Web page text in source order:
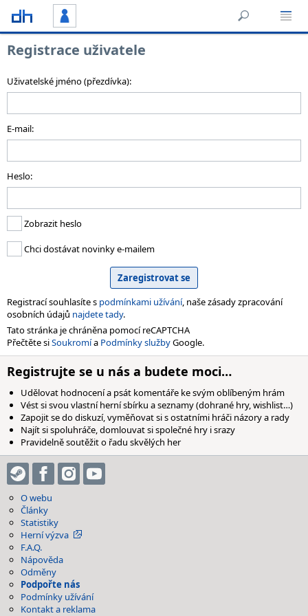
Registrace uživatele
Uživatelské jméno (přezdívka):
E-mail:
Heslo:
Zobrazit heslo
Chci dostávat novinky e-mailem
Registrací souhlasíte s podmínkami užívání, naše zásady zpracování
osobních údajů najdete tady.
Tato stránka je chráněna pomocí reCAPTCHA
Přečtěte siSoukromía Podmínky službyGoogle.
Registrujte se u nás a budete moci…
Udělovat hodnocení a psát komentáře ke svým oblíbeným hrám
Vést si svou vlastní herní sbírku a seznamy (dohrané hry, wishlist…)
Zapojit se do diskuzí, vyměňovat si s ostatními hráči názory a rady
Najít si spoluhráče, domlouvat si společné hry i srazy
Pravidelně soutěžit o řadu skvělých her
O webu
Články
Statistiky
Herní výzva
F.A.Q.
Nápověda
Odměny
Podpořte nás
Podmínky užívání
Kontakt a reklama